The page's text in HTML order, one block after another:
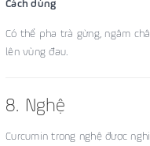
Cách dùng
Có thể pha trà gừng, ngâm
lên vùng đau.
8. Nghệ
Curcumin trong nghệ được